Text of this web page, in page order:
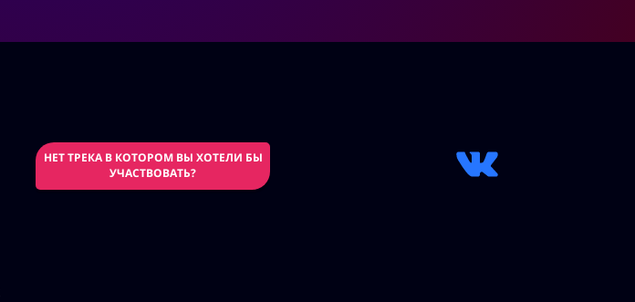
НЕТ ТРЕКА В КОТОРОМ ВЫ ХОТЕЛИ БЫ
УЧАСТВОВАТЬ?